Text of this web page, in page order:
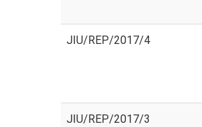
JIU/REP/2017/4
JIU/REP/2017/3